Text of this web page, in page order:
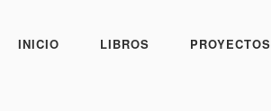
INICIO LIBROS PROYECTOS